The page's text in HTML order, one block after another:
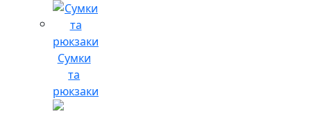
Сумки
та
рюкзаки